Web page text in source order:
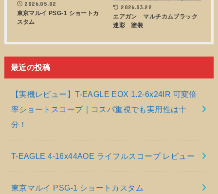
2026.05.02
東京マルイ PSG-1 ショートカ
スタム
2026.03.22
エアガン マルチカムブラック
迷彩 塗装
最近の投稿
【実機レビュー】T-EAGLE EOX 1.2-6x24IR 可変倍
率ショートスコープ｜コスパ重視でも実用性は十
分！
T-EAGLE 4-16x44AOE ライフルスコープ レビュー
東京マルイ PSG-1 ショートカスタム